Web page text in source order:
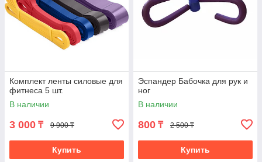
Комплект ленты силовые для
фитнеса 5 шт.
В наличии
3 000 ₸ 9 900 ₸
Купить
Эспандер Бабочка для рук и
ног
В наличии
800 ₸ 2 500 ₸
Купить